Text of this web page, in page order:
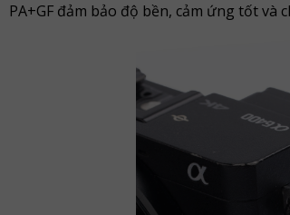
PA+GF đảm bảo độ bền, cảm ứng tốt và